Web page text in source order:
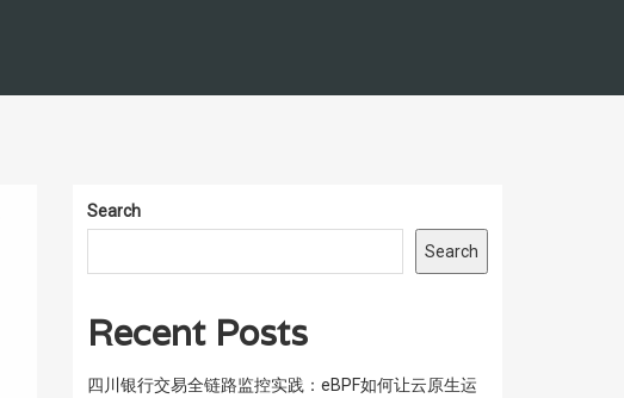
Search
Search
Recent Posts
四川银行交易全链路监控实践：eBPF如何让云原生运